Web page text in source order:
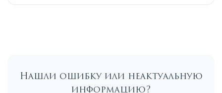
Каширское
Нашли ошибку или неактуальную
информацию?